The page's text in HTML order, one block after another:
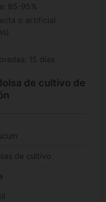
85-95%
o artificial
15 días
de cultivo de
de cultivo